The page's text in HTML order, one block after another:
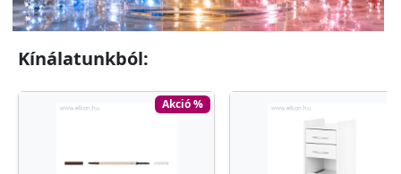
Kínálatunkból:
Akció %